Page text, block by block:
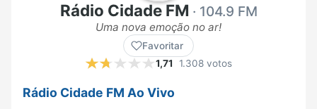
Rádio Cidade FM · 104.9 FM
Uma nova emoção no ar!
Favoritar
1,71
1.308 votos
Rádio Cidade FM Ao Vivo